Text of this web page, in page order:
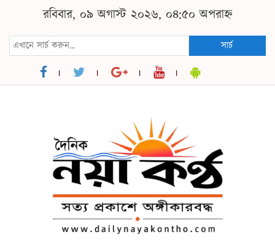
রবিবার, ০৯ অগাস্ট ২০২৬, ০৪:৫০ অপরাহ্ন
সার্চ